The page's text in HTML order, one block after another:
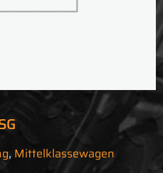
, Mittelklassewagen